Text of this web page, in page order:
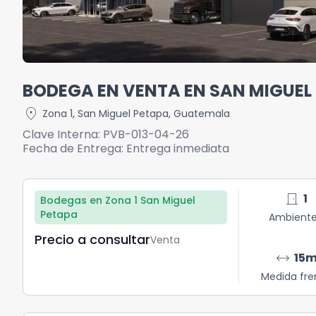
BODEGA EN VENTA EN SAN
location_on Zona 1, San Miguel Petapa, Guatemala
Clave Interna: PVB-013-04-26
Fecha de Entrega: Entrega inmediata
Bodegas en Zona 1 San Miguel
Petapa
Precio a consultarVenta
door_front 1
arrow_range 15
Medida